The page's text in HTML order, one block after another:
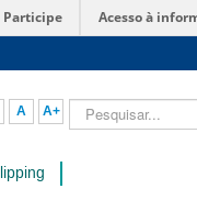
Participe Acesso à
A A+ Pesquisar...